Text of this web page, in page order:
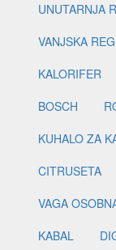
UNUTARNJA
VANJSKA
KALORIFER
BOSCH
KUHALO ZA
CITRUSETA
VAGA
KABAL